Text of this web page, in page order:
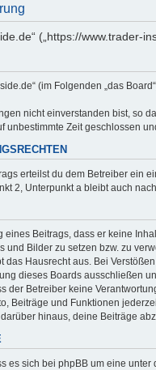
(„https://www.trader-
(im Folgenden „das
nicht einverstanden bist, so
unbestimmte Zeit geschlossen
erteilst du dem Betreiber ein
2, Unterpunkt a bleibt auch
eines Beitrags, dass er keine
und Bilder zu setzen bzw. zu
das Hausrecht aus. Bei
dieses Boards ausschließen
der Betreiber keine
Beiträge und Funktionen
hinaus, deine Beiträge
es sich bei phpBB um eine unter